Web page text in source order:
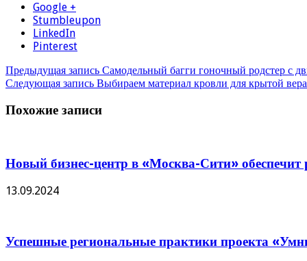
Google +
Stumbleupon
LinkedIn
Pinterest
Предыдущая запись Самодельный багги гоночный родстер с
Следующая запись Выбираем материал кровли для крытой
Похожие записи
Новый бизнес-центр в «Москва-Сити» обеспечит
13.09.2024
Успешные региональные практики проекта